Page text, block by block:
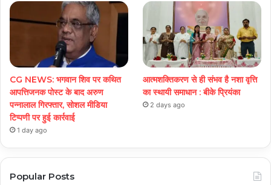
CG NEWS: भगवान शिव पर कथित
आपत्तिजनक पोस्ट के बाद अरुण
पन्नालाल गिरफ्तार, सोशल मीडिया
टिप्पणी पर हुई कार्रवाई
1 day ago
आत्मशक्तिकरण से ही संभव है नशा वृत्ति
का स्थायी समाधान : बीके प्रियंका
2 days ago
Popular Posts